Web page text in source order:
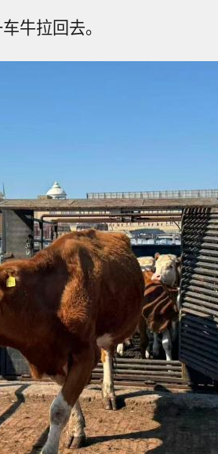
牛拉回去。